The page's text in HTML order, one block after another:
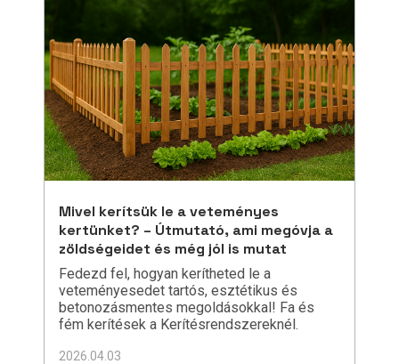
Mivel kerítsük le a veteményes
kertünket? – Útmutató, ami megóvja a
zöldségeidet és még jól is mutat
Fedezd fel, hogyan kerítheted le a
veteményesedet tartós, esztétikus és
betonozásmentes megoldásokkal! Fa és
fém kerítések a Kerítésrendszereknél.
2026.04.03